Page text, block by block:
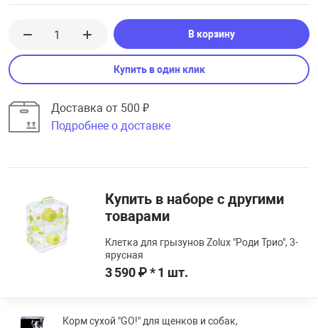
В корзину
Купить в один клик
Доставка от 500 ₽
Подробнее о доставке
Купить в наборе с другими
товарами
Клетка для грызунов Zolux "Роди Трио", 3-
ярусная
3 590 ₽ * 1 шт.
Корм сухой "GO!" для щенков и собак,